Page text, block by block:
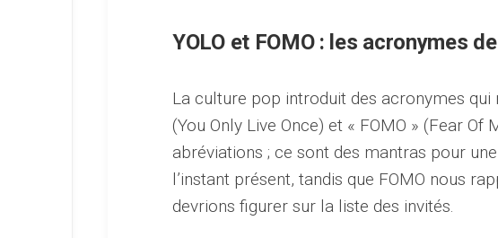
YOLO et FOMO : les acronymes
La culture pop introduit des acronymes qui
(You Only Live Once) et « FOMO » (Fear
abréviations ; ce sont des mantras pour
l’instant présent, tandis que FOMO nous
devrions figurer sur la liste des invités.